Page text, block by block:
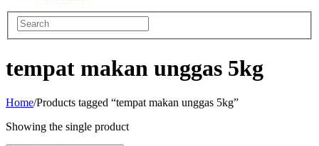
tempat makan unggas 5kg
Home/Products tagged “tempat makan unggas 5kg”
Showing the single product